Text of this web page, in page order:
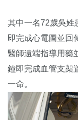
其中一名72歲吳姓
即完成心電圖並回
醫師遠端指導用藥
鐘即完成血管支架
一命。